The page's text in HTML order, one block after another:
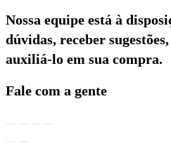
Nossa equipe está à
dúvidas, receber
auxiliá-lo em sua compra.
Fale com a gente